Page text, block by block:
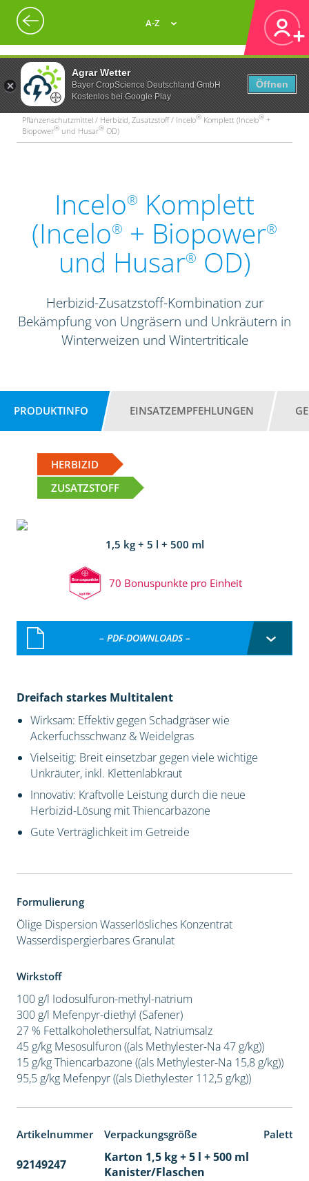
Agrar Wetter
Bayer CropScience Deutschland GmbH
Kostenlos bei Google Play
Öffnen
A-Z
Pflanzenschutzmittel / Herbizid, Zusatzstoff / Incelo® Komplett (Incelo® +
Biopower® und Husar® OD)
Incelo® Komplett
(Incelo® + Biopower®
und Husar® OD)
Herbizid-Zusatzstoff-Kombination zur
Bekämpfung von Ungräsern und Unkräutern in
Winterweizen und Wintertriticale
PRODUKTINFO EINSATZEMPFEHLUNGEN
HERBIZID
ZUSATZSTOFF
1,5 kg + 5 l + 500 ml
70 Bonuspunkte pro Einheit
– PDF-DOWNLOADS –
Dreifach starkes Multitalent
Wirksam: Effektiv gegen Schadgräser wie
Ackerfuchsschwanz & Weidelgras
Vielseitig: Breit einsetzbar gegen viele wichtige
Unkräuter, inkl. Klettenlabkraut
Innovativ: Kraftvolle Leistung durch die neue
Herbizid-Lösung mit Thiencarbazone
Gute Verträglichkeit im Getreide
Formulierung
Ölige DispersionWasserlösliches Konzentrat
Wasserdispergierbares Granulat
Wirkstoff
100 g/l Iodosulfuron-methyl-natrium
300 g/l Mefenpyr-diethyl (Safener)
27 % Fettalkoholethersulfat, Natriumsalz
45 g/kg Mesosulfuron ((als Methylester-Na 47 g/kg))
15 g/kg Thiencarbazone ((als Methylester-Na 15,8 g/kg))
95,5 g/kg Mefenpyr ((als Diethylester 112,5 g/kg))
Artikelnummer Verpackungsgröße
92149247
Karton 1,5 kg + 5 l + 500 ml
Kanister/Flaschen